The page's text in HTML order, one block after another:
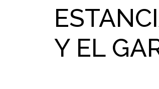
Y EL